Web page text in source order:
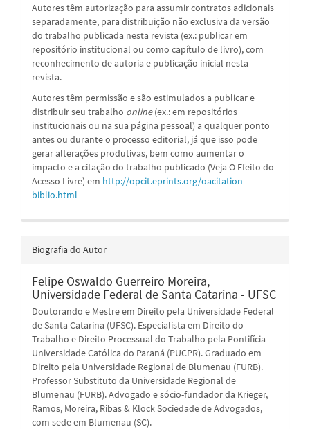
Autores têm autorização para assumir contratos adicionais
separadamente, para distribuição não exclusiva da versão
do trabalho publicada nesta revista (ex.: publicar em
repositório institucional ou como capítulo de livro), com
reconhecimento de autoria e publicação inicial nesta
revista.
Autores têm permissão e são estimulados a publicar e
distribuir seu trabalho online(ex.: em repositórios
institucionais ou na sua página pessoal) a qualquer ponto
antes ou durante o processo editorial, já que isso pode
gerar alterações produtivas, bem como aumentar o
impacto e a citação do trabalho publicado (Veja O Efeito do
Acesso Livre) em http://opcit.eprints.org/oacitation-
biblio.html
Biografia do Autor
Felipe Oswaldo Guerreiro Moreira,
Universidade Federal de Santa Catarina - UFSC
Doutorando e Mestre em Direito pela Universidade Federal
de Santa Catarina (UFSC). Especialista em Direito do
Trabalho e Direito Processual do Trabalho pela Pontifícia
Universidade Católica do Paraná (PUCPR). Graduado em
Direito pela Universidade Regional de Blumenau (FURB).
Professor Substituto da Universidade Regional de
Blumenau (FURB). Advogado e sócio-fundador da Krieger,
Ramos, Moreira, Ribas & Klock Sociedade de Advogados,
com sede em Blumenau (SC).